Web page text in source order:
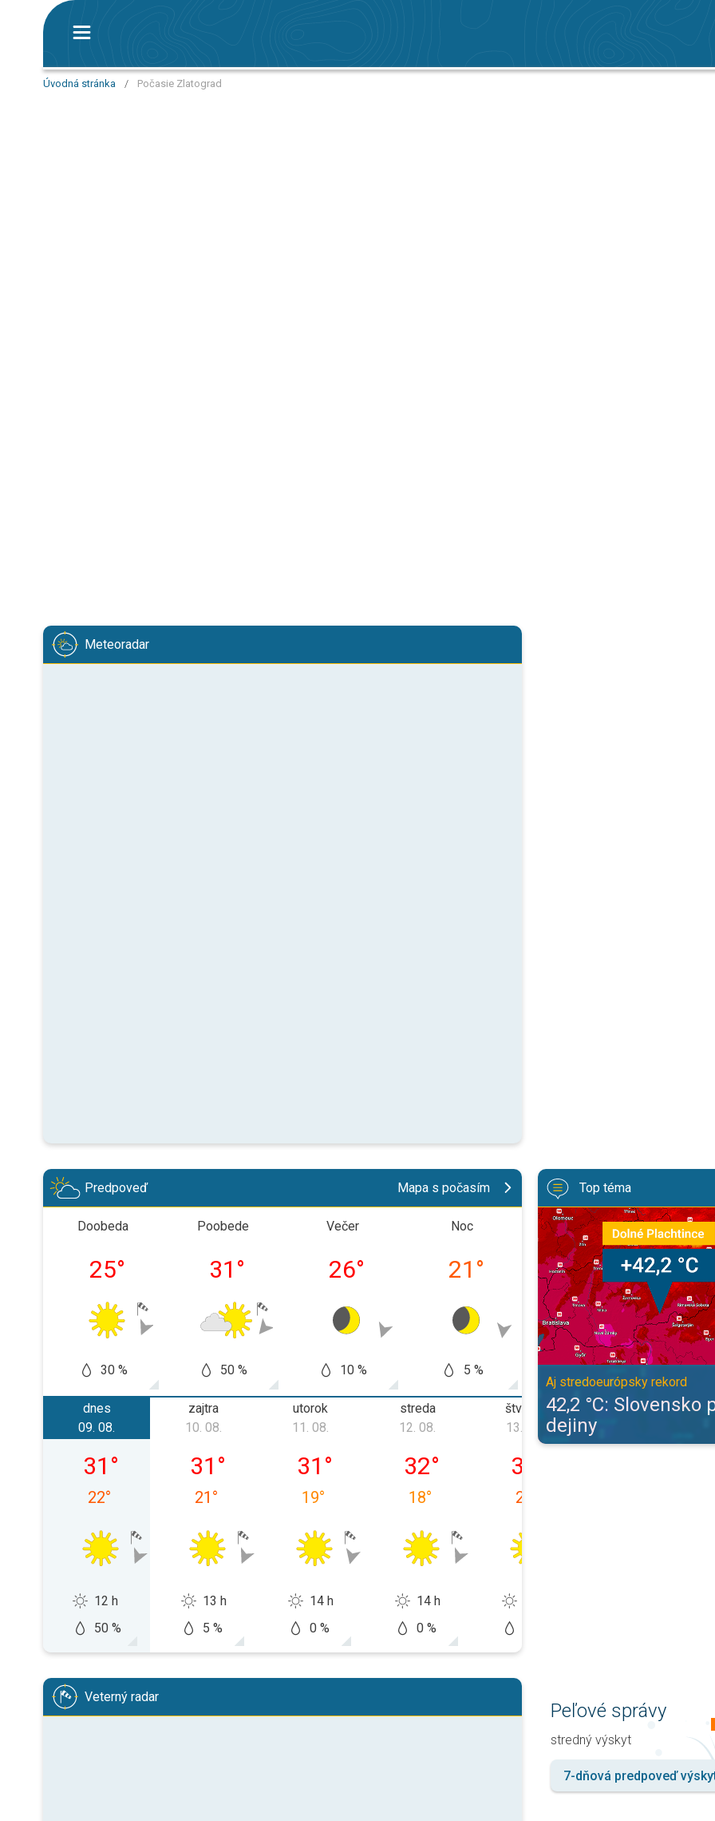
Úvodná stránka / Počasie Zlatograd
Meteoradar
Predpoveď Mapa s počasím
Doobeda
25°
30 %
Poobede
31 °
50 %
Večer
26°
10 %
Noc
21 °
5 %
Doobeda
23°
5 %
31
0
dnes
nedeľa 09. 08.
09. 08.
31 °
22°
12 h
50 %
zajtra
pondelok 10. 08.
10. 08.
31 °
21 °
13 h
5 %
utorok
utorok 11. 08.
11. 08.
31 °
19°
14 h
0 %
streda
streda 12. 08.
12. 08.
32°
18°
14 h
0 %
štvrtok
štvrtok 13. 08.
13. 08.
30
20
piatok
Top téma
42,2 °C: Slovensko prepísalo
Aj stredoeurópsky rekord
42,2 °C: Slovensko
dejiny
Veterný radar
Peľové správy
stredný výskyt
7-dňová predpoveď